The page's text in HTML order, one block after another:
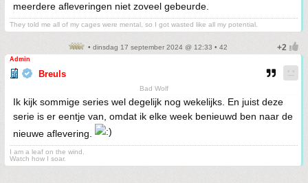
meerdere afleveringen niet zoveel gebeurde.
They told me all of my cages were mental, so I got wasted like all my potential.
• dinsdag 17 september 2024 @ 12:33 • 42
Admin
Breuls
Bad Wolf
Ik kijk sommige series wel degelijk nog wekelijks. En juist deze
serie is er eentje van, omdat ik elke week benieuwd ben naar de
nieuwe aflevering.
I am a leaf on the wind.
Watch how I soar.